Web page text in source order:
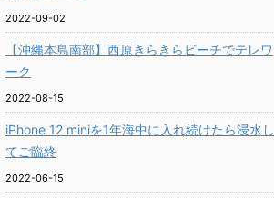
2022-09-02
【沖縄本島南部】西原きらきらビーチでテレワ
ーク
2022-08-15
iPhone 12 miniを1年海中に入れ続けたら浸水し
てご臨終
2022-06-15